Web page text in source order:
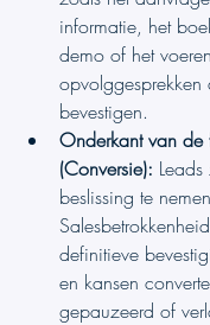
informatie, het
demo of het
opvolggesprekken
bevestigen.
Onderkant van de
(Conversie):
beslissing te
definitieve
en kansen
gepauzeerd of